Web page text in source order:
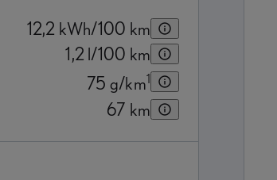
12,2 kWh/100 km
1,2 l/100 km
75 g/km1
67 km